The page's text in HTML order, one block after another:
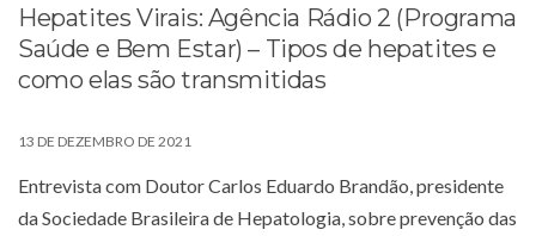
Hepatites Virais: Agência Rádio 2 (Programa
Saúde e Bem Estar) – Tipos de hepatites e
como elas são transmitidas
13 DE DEZEMBRO DE 2021
Entrevista com Doutor Carlos Eduardo Brandão, presidente
da Sociedade Brasileira de Hepatologia, sobre prevenção das